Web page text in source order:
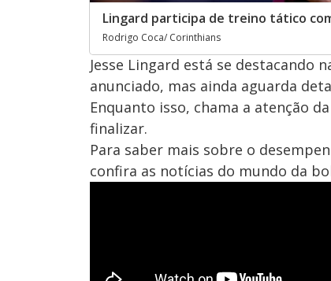
Lingard participa de treino tático
Rodrigo Coca/ Corinthians
Jesse Lingard está se destacando
anunciado, mas ainda aguarda
Enquanto isso, chama a atenção
finalizar.
Para saber mais sobre o
confira as notícias do mundo da